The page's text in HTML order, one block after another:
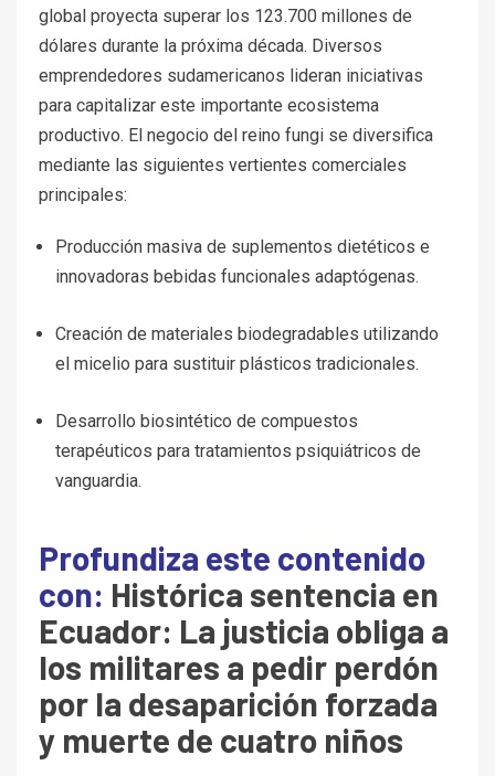
global proyecta superar los 123.700 millones de
dólares durante la próxima década. Diversos
emprendedores sudamericanos lideran iniciativas
para capitalizar este importante ecosistema
productivo. El negocio del reino fungi se diversifica
mediante las siguientes vertientes comerciales
principales:
Producción masiva de suplementos dietéticos e
innovadoras bebidas funcionales adaptógenas.
Creación de materiales biodegradables utilizando
el micelio para sustituir plásticos tradicionales.
Desarrollo biosintético de compuestos
terapéuticos para tratamientos psiquiátricos de
vanguardia.
Profundiza este contenido
con: Histórica sentencia en
Ecuador: La justicia obliga a
los militares a pedir perdón
por la desaparición forzada
y muerte de cuatro niños